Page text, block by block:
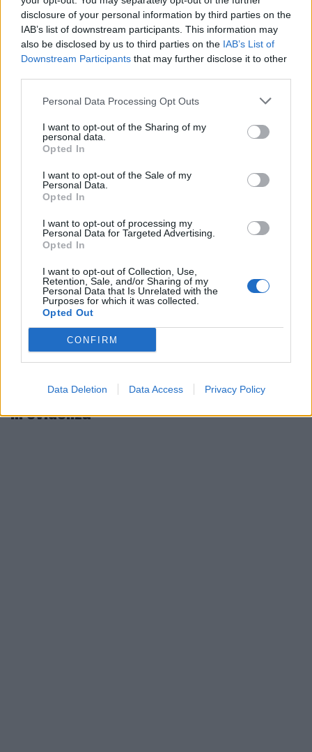
disclosure of your personal information by third parties on the
IAB’s list of downstream participants. This information may
also be disclosed by us to third parties on the IAB’s List of
Downstream Participants that may further disclose it to other
Personal Data Processing Opt Outs
I want to opt-out of the Sharing of my
personal data.
Opted In
I want to opt-out of the Sale of my
Personal Data.
Opted In
I want to opt-out of processing my
Personal Data for Targeted Advertising.
Opted In
I want to opt-out of Collection, Use,
Retention, Sale, and/or Sharing of my
Personal Data that Is Unrelated with the
Purposes for which it was collected.
Opted Out
CONFIRM
Data Deletion Data Access Privacy Policy
In evidenza